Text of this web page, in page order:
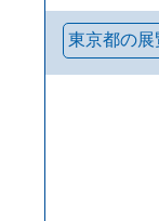
東京都の展